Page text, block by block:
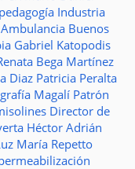
Industria
Ambulancia Buenos
Gabriel Katopodis
Bega Martínez
Diaz Patricia Peralta
Magalí Patrón
Director de
Héctor Adrián
María Repetto